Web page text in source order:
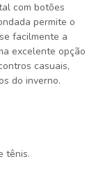
com botões
permite o
facilmente a
excelente opção
casuais,
do inverno.
tênis.